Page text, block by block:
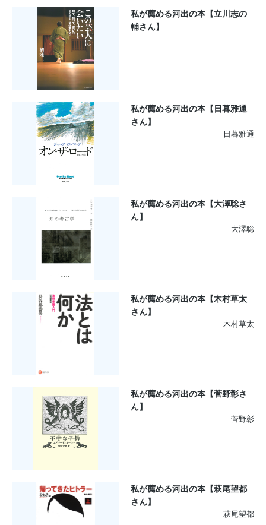
私が薦める河出の本【立川志の
輔さん】
私が薦める河出の本【日暮雅通
さん】
日暮雅通
私が薦める河出の本【大澤聡さ
ん】
大澤聡
私が薦める河出の本【木村草太
さん】
木村草太
私が薦める河出の本【菅野彰さ
ん】
菅野彰
私が薦める河出の本【萩尾望都
さん】
萩尾望都